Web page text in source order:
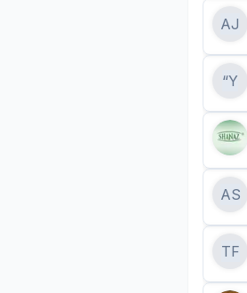
AJ
“Y
AS
TF